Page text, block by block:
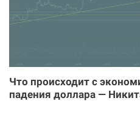
Что происходит с
падения доллара —